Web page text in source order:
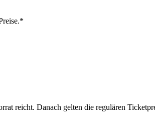
reicht. Danach gelten die regulären